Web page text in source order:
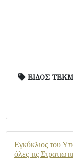
ΕΙΔΟΣ
Εγκύκλιος του
όλες τις